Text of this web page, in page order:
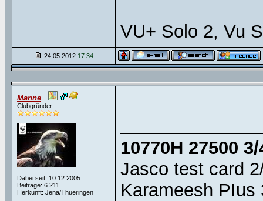
VU+ Solo 2, Vu
24.05.2012 17:34
Manne
Clubgründer
Dabei seit: 10.12.2005
Beiträge: 6.211
Herkunft: Jena/Thueringen
10770H 27500 3/
Jasco test card
Karameesh PIus